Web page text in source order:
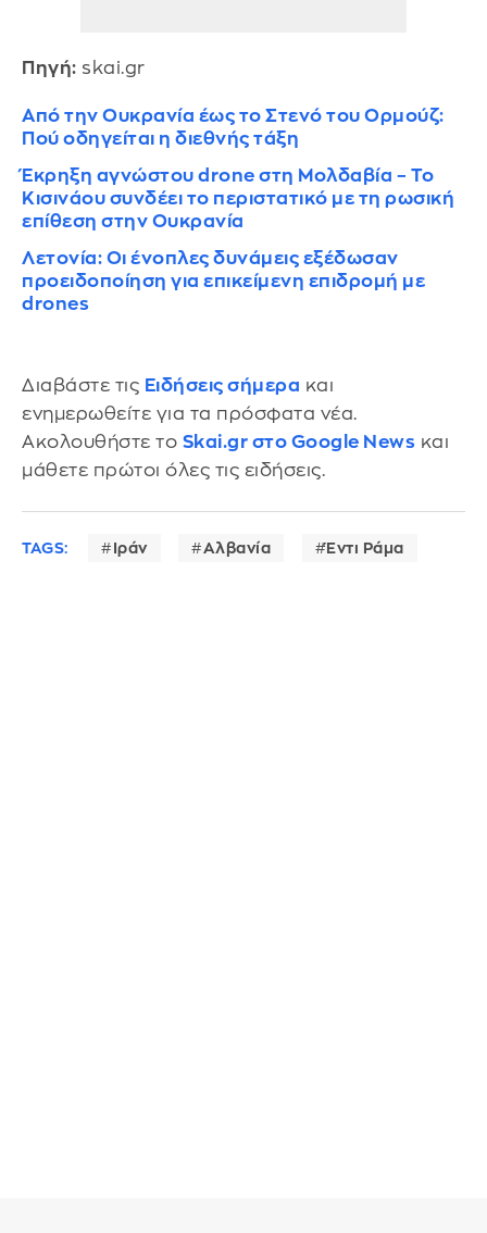
Πηγή: skai.gr
Από την Ουκρανία έως το Στενό του Ορμούζ:
Πού οδηγείται η διεθνής τάξη
Έκρηξη αγνώστου drone στη Μολδαβία – Το
Κισινάου συνδέει το περιστατικό με τη ρωσική
επίθεση στην Ουκρανία
Λετονία: Οι ένοπλες δυνάμεις εξέδωσαν
προειδοποίηση για επικείμενη επιδρομή με
drones
Διαβάστε τις Ειδήσεις σήμερα και
ενημερωθείτε για τα πρόσφατα νέα.
Ακολουθήστε το Skai.gr στο Google News και
μάθετε πρώτοι όλες τις ειδήσεις.
TAGS: Ιράν Αλβανία Έντι Ράμα